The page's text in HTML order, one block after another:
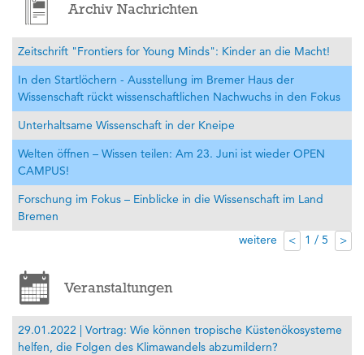
Archiv Nachrichten
Zeitschrift "Frontiers for Young Minds": Kinder an die Macht!
In den Startlöchern - Ausstellung im Bremer Haus der
Wissenschaft rückt wissenschaftlichen Nachwuchs in den Fokus
Unterhaltsame Wissenschaft in der Kneipe
Welten öffnen – Wissen teilen: Am 23. Juni ist wieder OPEN
CAMPUS!
Forschung im Fokus – Einblicke in die Wissenschaft im Land
Bremen
weitere
< 1 / 5 >
Veranstaltungen
29.01.2022 | Vortrag: Wie können tropische Küstenökosysteme
helfen, die Folgen des Klimawandels abzumildern?